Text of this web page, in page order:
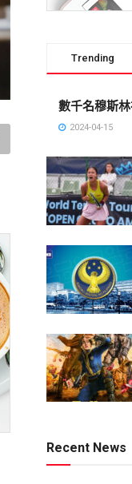
Trending
數千名穆斯
2024-04-15
Recent News